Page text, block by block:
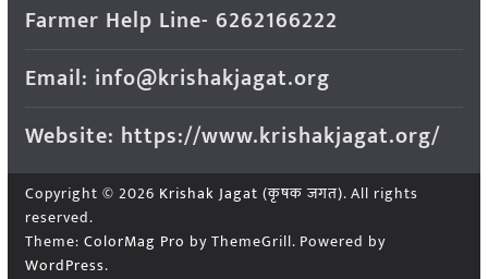
Farmer Help Line- 6262166222
Email: info@krishakjagat.org
Website: https://www.krishakjagat.org/
Copyright © 2026 Krishak Jagat (कृषक जगत). All rights
reserved.
Theme: ColorMag Pro by ThemeGrill. Powered by
WordPress.